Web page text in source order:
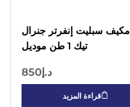
مكيف سبليت إنفرتر جنرال
تيك 1 طن موديل
روتاري، غاز R410A، زعانف
ذهبية، مع طقم أنابيب 3 متر
د.إ850
قراءة المزيد